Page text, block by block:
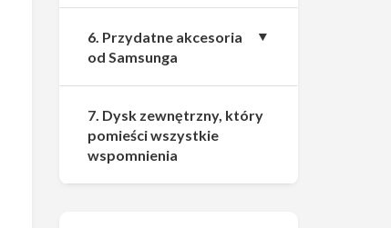
6. Przydatne akcesoria
od Samsunga
7. Dysk zewnętrzny, który
pomieści wszystkie
wspomnienia